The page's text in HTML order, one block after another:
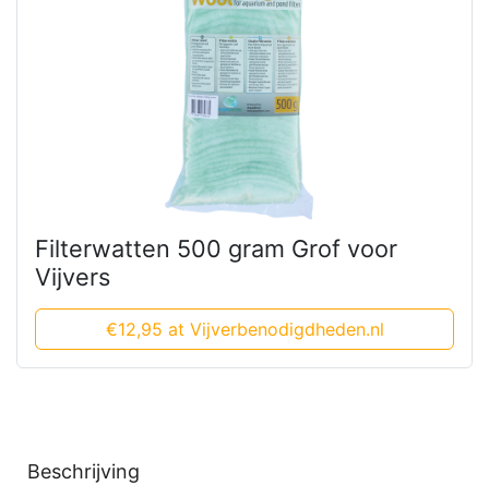
Filterwatten 500 gram Grof voor
Vijvers
€12,95 at Vijverbenodigdheden.nl
Beschrijving